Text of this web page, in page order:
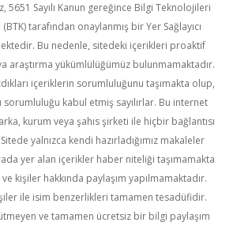
5651 Sayılı Kanun gereğince Bilgi Teknolojileri
tarafından onaylanmış bir Yer Sağlayıcı
Bu nedenle, sitedeki içerikleri proaktif
araştırma yükümlülüğümüz bulunmamaktadır.
içeriklerin sorumluluğunu taşımakta olup,
kabul etmiş sayılırlar. Bu internet
kurum veya şahıs şirketi ile hiçbir bağlantısı
yalnızca kendi hazırladığımız makaleler
yer alan içerikler haber niteliği taşımamakta
kişiler hakkında paylaşım yapılmamaktadır.
ile isim benzerlikleri tamamen tesadüfidir.
ve tamamen ücretsiz bir bilgi paylaşım